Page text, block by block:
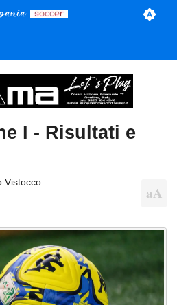
I - Risultati e
Vistocco